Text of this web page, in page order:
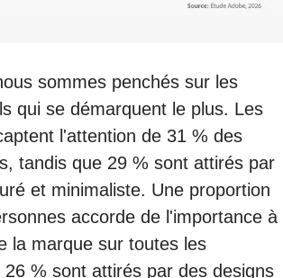
sommes penchés sur les
qui se démarquent le plus. Les
l'attention de 31 % des
tandis que 29 % sont attirés par
et minimaliste. Une proportion
accorde de l'importance à
la marque sur toutes les
% sont attirés par des designs